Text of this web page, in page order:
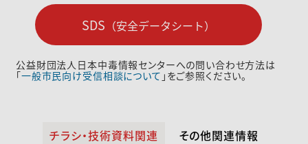
SDS （安全データシート）
公益財団法人日本中毒情報センターへの問い合わせ方法は
「一般市民向け受信相談について 」をご参照ください。
チラシ・技術資料関連 その他関連情報